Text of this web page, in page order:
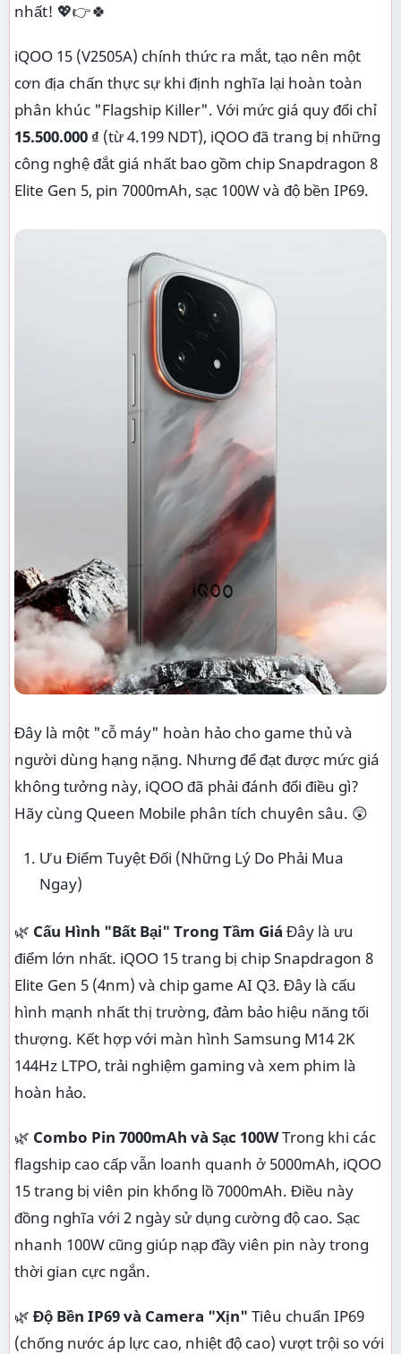
nhất! 💖👉🍀
iQOO 15 (V2505A) chính thức ra mắt, tạo nên một
cơn địa chấn thực sự khi định nghĩa lại hoàn toàn
phân khúc "Flagship Killer". Với mức giá quy đổi chỉ
15.500.000 ₫ (từ 4.199 NDT), iQOO đã trang bị những
công nghệ đắt giá nhất bao gồm chip Snapdragon 8
Elite Gen 5, pin 7000mAh, sạc 100W và độ bền IP69.
Đây là một "cỗ máy" hoàn hảo cho game thủ và
người dùng hạng nặng. Nhưng để đạt được mức giá
không tưởng này, iQOO đã phải đánh đổi điều gì?
Hãy cùng Queen Mobile phân tích chuyên sâu. 😲
Ưu Điểm Tuyệt Đối (Những Lý Do Phải Mua
Ngay)
🌿 Cấu Hình "Bất Bại" Trong Tầm Giá Đây là ưu
điểm lớn nhất. iQOO 15 trang bị chip Snapdragon 8
Elite Gen 5 (4nm) và chip game AI Q3. Đây là cấu
hình mạnh nhất thị trường, đảm bảo hiệu năng tối
thượng. Kết hợp với màn hình Samsung M14 2K
144Hz LTPO, trải nghiệm gaming và xem phim là
hoàn hảo.
🌿 Combo Pin 7000mAh và Sạc 100WTrong khi các
flagship cao cấp vẫn loanh quanh ở 5000mAh, iQOO
15 trang bị viên pin khổng lồ 7000mAh. Điều này
đồng nghĩa với 2 ngày sử dụng cường độ cao. Sạc
nhanh 100W cũng giúp nạp đầy viên pin này trong
thời gian cực ngắn.
🌿 Độ Bền IP69 và Camera "Xịn" Tiêu chuẩn IP69
(chống nước áp lực cao, nhiệt độ cao) vượt trội so với